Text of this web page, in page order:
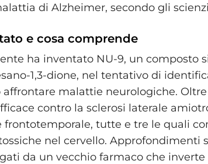
di Alzheimer, secondo gli
e cosa comprende
ha inventato NU-9, un composto
1,3-dione, nel tentativo di
malattie neurologiche. Oltre
contro la sclerosi laterale
frontotemporale, tutte e tre le quali
nel cervello. Approfondimenti
da un vecchio farmaco che inverte